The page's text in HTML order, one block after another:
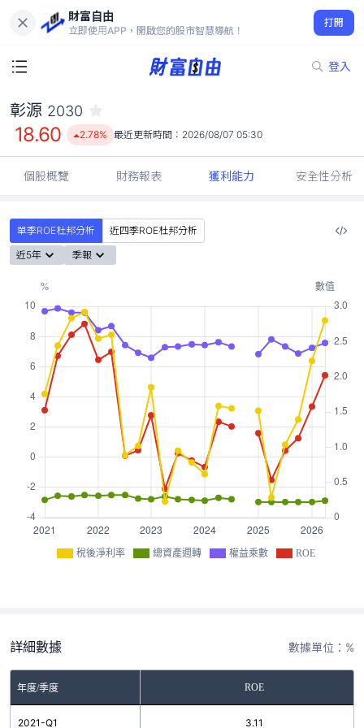
財富自由
立即使用APP，開啟您的股市智慧導航！
打開
登入
18.60
2.78%
彰源 2030
18.60 2.78% 最近更新時間： 2026/08/07 05:30
個股概覽 財務報表 獲利能力 安全性分析
單季ROE杜邦分析
近四季ROE杜邦分析
近5年
季報
稅後淨利率 總資產週轉 權益乘數 ROE
詳細數據 數據單位：%
年度/季度 ROE
2021-Q1 3.11